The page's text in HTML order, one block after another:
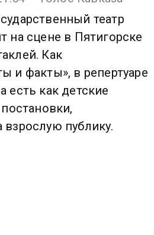
театр
на сцене в Пятигорске
Как
и факты», в репертуаре
есть как детские
взрослую публику.